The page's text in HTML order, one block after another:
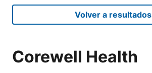
Volver a resultados
Corewell Health